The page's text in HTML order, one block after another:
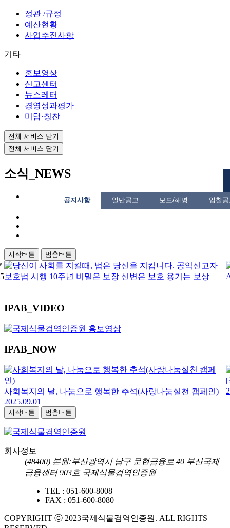
정관 /규정
예산현황
사업추진사항
기타
홍보영상
신고센터
뉴스레터
경영성과평가
미담·칭찬
전체 서비스 닫기
전체 서비스 닫기
소식 _NEWS
공지사항 일반공고 보도/해명 입찰
시작버튼 멈춤버튼
IPAB _VIDEO
IPAB _NOW
사회복지의 날, 나눔으로 행복한 추석(사랑나눔실천 캠페인)
2025.09.01
[
시작버튼 멈춤버튼
회사정보
(48400) 본원:부산광역시 남구 문현금융로 40 부산국제
금융센터 903호 국제식물검역인증원
TEL : 051-600-8008
FAX : 051-600-8080
COPYRIGHT ⓒ 2023국제식물검역인증원. ALL RIGHTS